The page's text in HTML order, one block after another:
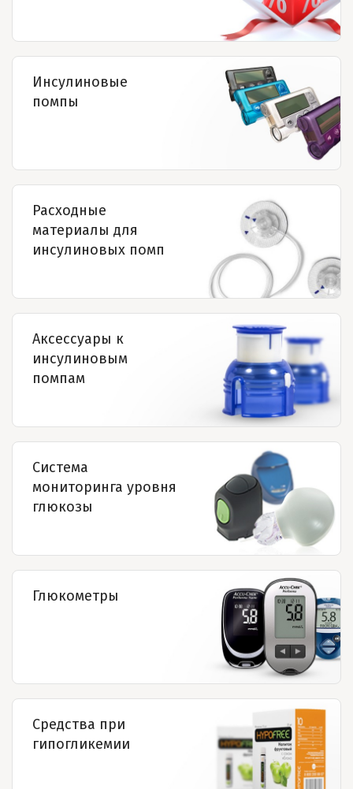
Инсулиновые
помпы
Расходные
материалы для
инсулиновых помп
Аксессуары к
инсулиновым
помпам
Система
мониторинга уровня
глюкозы
Глюкометры
Средства при
гипогликемии